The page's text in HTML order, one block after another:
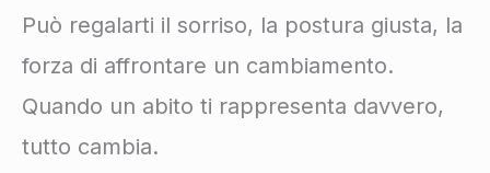
Può regalarti il sorriso, la postura giusta, la
forza di affrontare un cambiamento.
Quando un abito ti rappresenta davvero,
tutto cambia.